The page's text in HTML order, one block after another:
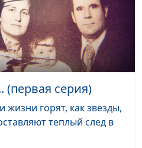
Владимир
Тамила
Евгений Евгеньевич
серия)
жизни горят, как звезды,
теплый след в